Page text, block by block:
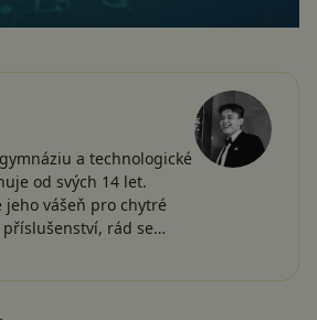
a technologické
od svých 14 let.
jeho vášeň pro chytré
rád se…